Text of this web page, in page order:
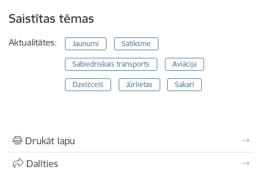
Saistītas tēmas
Aktualitātes: Jaunumi Satiksme
Sabiedriskais transports Aviācija
Dzelzceļš Jūrlietas Sakari
Drukāt lapu
Dalīties